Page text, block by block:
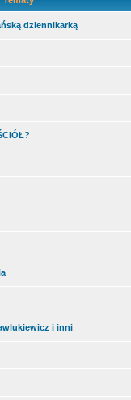
dziennikarką
i inni